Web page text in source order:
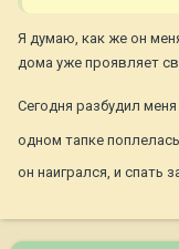
Я думаю, как же он
дома уже проявляет
Сегодня разбудил
одном тапке
он наигрался, и спать